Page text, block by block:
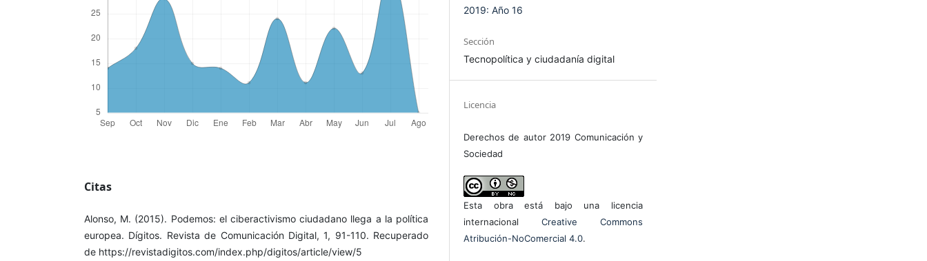
Citas
Alonso, M. (2015). Podemos: el ciberactivismo ciudadano llega a la política
europea. Dígitos. Revista de Comunicación Digital, 1, 91-110. Recuperado
de https://revistadigitos.com/index.php/digitos/article/view/5
2019: Año 16
Sección
Tecnopolítica y ciudadanía digital
Licencia
Derechos de autor 2019 Comunicación y
Sociedad
Esta obra está bajo una licencia
internacional Creative Commons
Atribución-NoComercial 4.0.